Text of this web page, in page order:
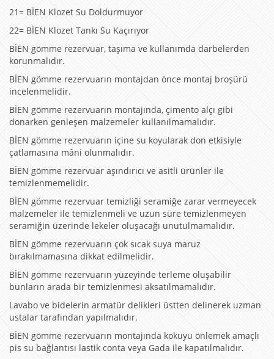
21= BİEN Klozet Su Doldurmuyor
22= BİEN Klozet Tankı Su Kaçırıyor
BİEN gömme rezervuar, taşıma ve kullanımda darbelerden
korunmalıdır.
BİEN gömme rezervuarın montajdan önce montaj broşürü
incelenmelidir.
BİEN gömme rezervuarın montajında, çimento alçı gibi
donarken genleşen malzemeler kullanılmamalıdır.
BİEN gömme rezervuarın içine su koyularak don etkisiyle
çatlamasına mâni olunmalıdır.
BİEN gömme rezervuar aşındırıcı ve asitli ürünler ile
temizlenmemelidir.
BİEN gömme rezervuar temizliği seramiğe zarar vermeyecek
malzemeler ile temizlenmeli ve uzun süre temizlenmeyen
seramiğin üzerinde lekeler oluşacağı unutulmamalıdır.
BİEN gömme rezervuarın çok sıcak suya maruz
bırakılmamasına dikkat edilmelidir.
BİEN gömme rezervuarın yüzeyinde terleme oluşabilir
bunların arada bir temizlenmesi aksatılmamalıdır.
Lavabo ve bidelerin armatür delikleri üstten delinerek uzman
ustalar tarafından yapılmalıdır.
BİEN gömme rezervuarın montajında kokuyu önlemek amaçlı
pis su bağlantısı lastik conta veya Gada ile kapatılmalıdır.